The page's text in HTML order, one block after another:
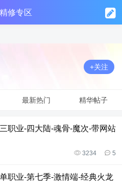
点击金币投放广告 点击金币投放广告
修专区
+关注
最新热门 精华帖子
职业-四大陆-魂骨-魔次-带网站
5
3234
职业-第七季-激情端-经典火龙